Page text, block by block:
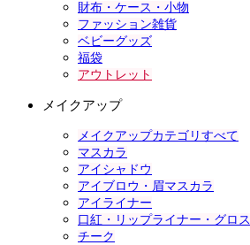
財布・ケース・小物
ファッション雑貨
ベビーグッズ
福袋
アウトレット
メイクアップ
メイクアップカテゴリすべて
マスカラ
アイシャドウ
アイブロウ・眉マスカラ
アイライナー
口紅・リップライナー・グロス
チーク